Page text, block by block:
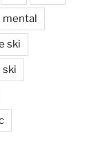
mental
ski
ski